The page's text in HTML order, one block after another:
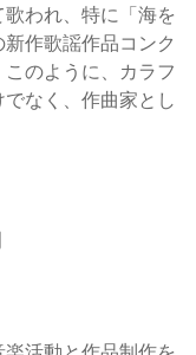
われ、特に「海を
作歌謡作品コンク
のように、カラフ
なく、作曲家とし